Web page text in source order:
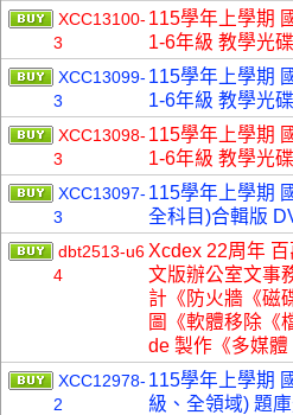
XCC13100-
3
115學年上學期
1-6年級 教學光
XCC13099-
3
115學年上學期
1-6年級 教學光
XCC13098-
3
115學年上學期
1-6年級 教學光
XCC13097-
3
115學年上學期
全科目)合輯版
dbt2513-u6
4
Xcdex 22周年
文版辦公室文事
計《防火牆《磁
圖《軟體移除《
de 製作《多媒
XCC12978-
2
115學年上學期
級、全領域) 題